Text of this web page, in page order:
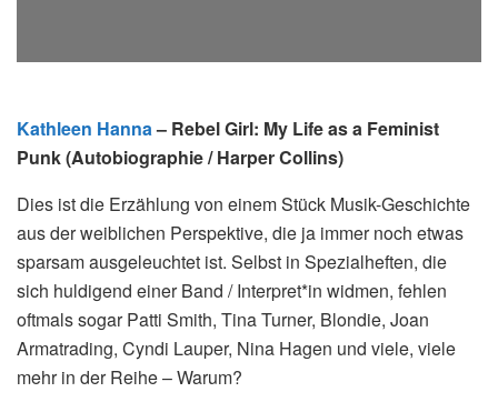
Kathleen Hanna– Rebel Girl: My Life as a Feminist
Punk (Autobiographie / Harper Collins)
Dies ist die Erzählung von einem Stück Musik-Geschichte
aus der weiblichen Perspektive, die ja immer noch etwas
sparsam ausgeleuchtet ist. Selbst in Spezialheften, die
sich huldigend einer Band / Interpret*in widmen, fehlen
oftmals sogar Patti Smith, Tina Turner, Blondie, Joan
Armatrading, Cyndi Lauper, Nina Hagen und viele, viele
mehr in der Reihe – Warum?